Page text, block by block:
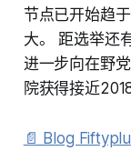
节点已开始趋
大。 距选举还
进一步向在野
院获得接近
📄 Blog